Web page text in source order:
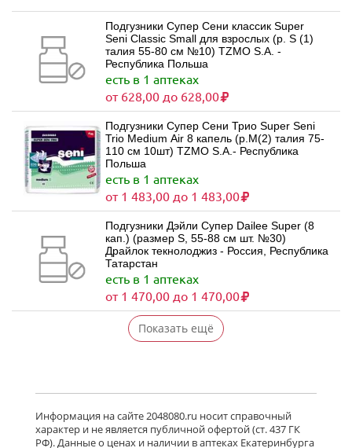
Подгузники Супер Сени классик Super
Seni Classic Small для взрослых (р. S (1)
талия 55-80 см №10) TZMO S.A. -
Республика Польша
есть в 1 аптеках
от 628,00 до 628,00
Подгузники Супер Сени Трио Super Seni
Trio Medium Air 8 капель (р.M(2) талия 75-
110 см 10шт) TZMO S.A.- Республика
Польша
есть в 1 аптеках
от 1 483,00 до 1 483,00
Подгузники Дэйли Супер Dailee Super (8
кап.) (размер S, 55-88 см шт. №30)
Драйлок текнолоджиз - Россия, Республика
Татарстан
есть в 1 аптеках
от 1 470,00 до 1 470,00
Показать ещё
Информация на сайте 2048080.ru носит справочный
характер и не является публичной офертой (ст. 437 ГК
РФ). Данные о ценах и наличии в аптеках Екатеринбурга